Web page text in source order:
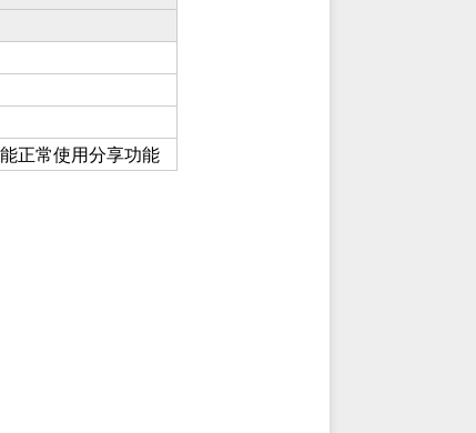
正常使用分享功能